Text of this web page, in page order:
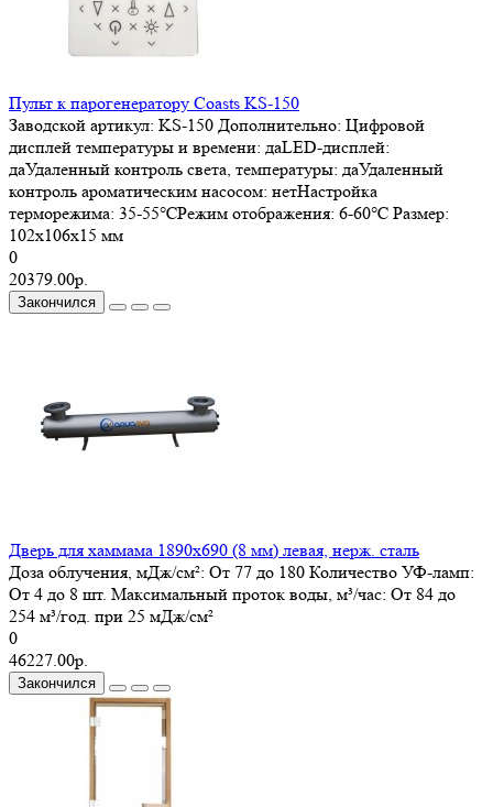
Пульт к парогенератору Coasts KS-150
Заводской артикул: KS-150 Дополнительно: Цифровой
дисплей температуры и времени: даLED-дисплей:
даУдаленный контроль света, температуры: даУдаленный
контроль ароматическим насосом: нетНастройка
терморежима: 35-55℃Режим отображения: 6-60℃ Размер:
102x106x15 мм
0
20379.00р.
Закончился
Дверь для хаммама 1890х690 (8 мм) левая, нерж. сталь
Доза облучения, мДж/см²: От 77 до 180 Количество УФ-ламп:
От 4 до 8 шт. Максимальный проток воды, м³/час: От 84 до
254 м³/год. при 25 мДж/см²
0
46227.00р.
Закончился